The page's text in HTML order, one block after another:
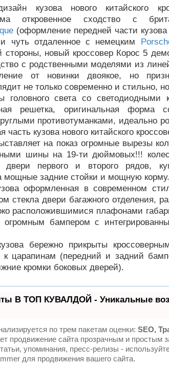
кузова нового китайского
откровенное сходство с
(оформление передней части
чуть отдаленное с немецким
новый кроссовер Корос 5
с родственными моделями из
от новинки двоякое, но
не только современно и стильно,
света со светодиодными
решетка, оригинальная форма
противотуманками, идеально
кузова нового китайского
на показ огромные вырезы
шины на 19-ти дюймовых!!!
двери первого и второго рядов,
задние стойки и мощную корму.
оформленная в современном
стекла двери багажного отделения,
расположившимися плафонами
огромным бампером с
бережно прикрыты
к царапинам (передний и задний
кромки боковых дверей).
В ТОП КУВАЛДОЙ - Уникальные
по трем пакетам оценки: SEO,
продвижение сайта прозрачным и простым
упоминания, пресс-релизы -
для продвижения вашего сайта.